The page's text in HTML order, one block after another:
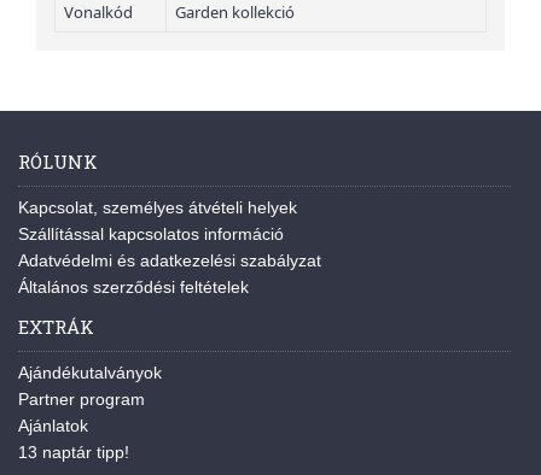
Vonalkód Garden kollekció
RÓLUNK
Kapcsolat, személyes átvételi helyek
Szállítással kapcsolatos információ
Adatvédelmi és adatkezelési szabályzat
Általános szerződési feltételek
EXTRÁK
Ajándékutalványok
Partner program
Ajánlatok
13 naptár tipp!